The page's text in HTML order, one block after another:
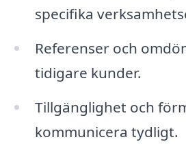
specifika
Referenser och
tidigare kunder.
Tillgänglighet och
kommunicera tydligt.